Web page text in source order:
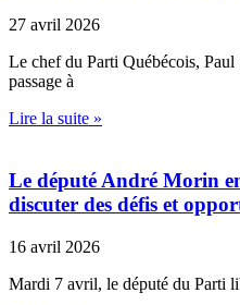
27 avril 2026
Le chef du Parti Québécois,
passage à
Lire la suite »
Le député André Morin
discuter des défis et
16 avril 2026
Mardi 7 avril, le député du Parti